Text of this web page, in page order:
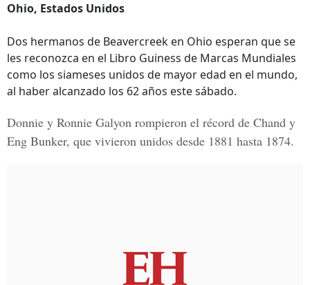
Ohio, Estados Unidos
Dos hermanos de Beavercreek en Ohio esperan que se
les reconozca en el Libro Guiness de Marcas Mundiales
como los siameses unidos de mayor edad en el mundo,
al haber alcanzado los 62 años este sábado.
Donnie y Ronnie Galyon rompieron el récord de Chand y
Eng Bunker, que vivieron unidos desde 1881 hasta 1874.